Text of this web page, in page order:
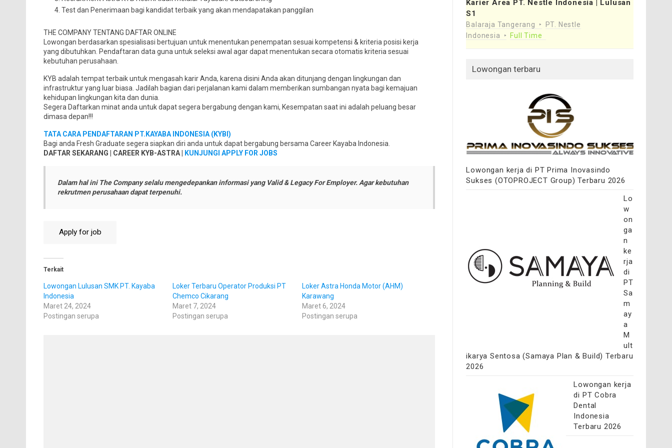
Test dan Penerimaan bagi kandidat terbaik yang akan mendapatakan panggilan
THE COMPANY TENTANG DAFTAR ONLINE
Lowongan berdasarkan spesialisasi bertujuan untuk menentukan penempatan sesuai kompetensi & kriteria posisi kerja
yang dibutuhkan. Pendaftaran data guna untuk seleksi awal agar dapat menentukan secara otomatis kriteria sesuai
kebutuhan perusahaan.
KYB adalah tempat terbaik untuk mengasah karir Anda, karena disini Anda akan ditunjang dengan lingkungan dan
infrastruktur yang luar biasa. Jadilah bagian dari perjalanan kami dalam memberikan sumbangan nyata bagi kemajuan
kehidupan lingkungan kita dan dunia.
Segera Daftarkan minat anda untuk dapat segera bergabung dengan kami, Kesempatan saat ini adalah peluang besar
dimasa depan!!!
TATA CARA PENDAFTARAN PT.KAYABA INDONESIA (KYBI)
Bagi anda Fresh Graduate segera siapkan diri anda untuk dapat bergabung bersama Career Kayaba Indonesia.
DAFTAR SEKARANG | CAREER KYB-ASTRA |
KUNJUNGI APPLY FOR JOBS
Dalam hal ini The Company selalu mengedepankan informasi yang Valid & Legacy For Employer. Agar kebutuhan
rekrutmen perusahaan dapat terpenuhi.
Terkait
Lowongan Lulusan SMK PT. Kayaba
Indonesia
Maret 24, 2024
Postingan serupa
Loker Terbaru Operator Produksi PT
Chemco Cikarang
Maret 7, 2024
Postingan serupa
Loker Astra Honda Motor (AHM)
Karawang
Maret 6, 2024
Postingan serupa
Karier Area PT. Nestle Indonesia | Lulusan
S1
Balaraja Tangerang
PT. Nestle
Indonesia
Full Time
Lowongan terbaru
Lowongan kerja di PT Prima Inovasindo
Sukses (OTOPROJECT Group) Terbaru 2026
Lo
w
on
ga
n
ke
rja
di
PT
Sa
m
ay
a
M
ult
ikarya Sentosa (Samaya Plan & Build) Terbaru
2026
Lowongan kerja
di PT Cobra
Dental
Indonesia
Terbaru 2026